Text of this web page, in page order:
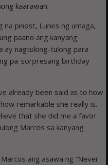
kaarawan.
na pinost, Lunes ng umaga,
paano ang kanyang
ay nagtulong-tulong para
pa-sorpresang birthday
already been said as to how
remarkable she really is.
that she did me a favor
Marcos sa kanyang
ang asawa ng “Never